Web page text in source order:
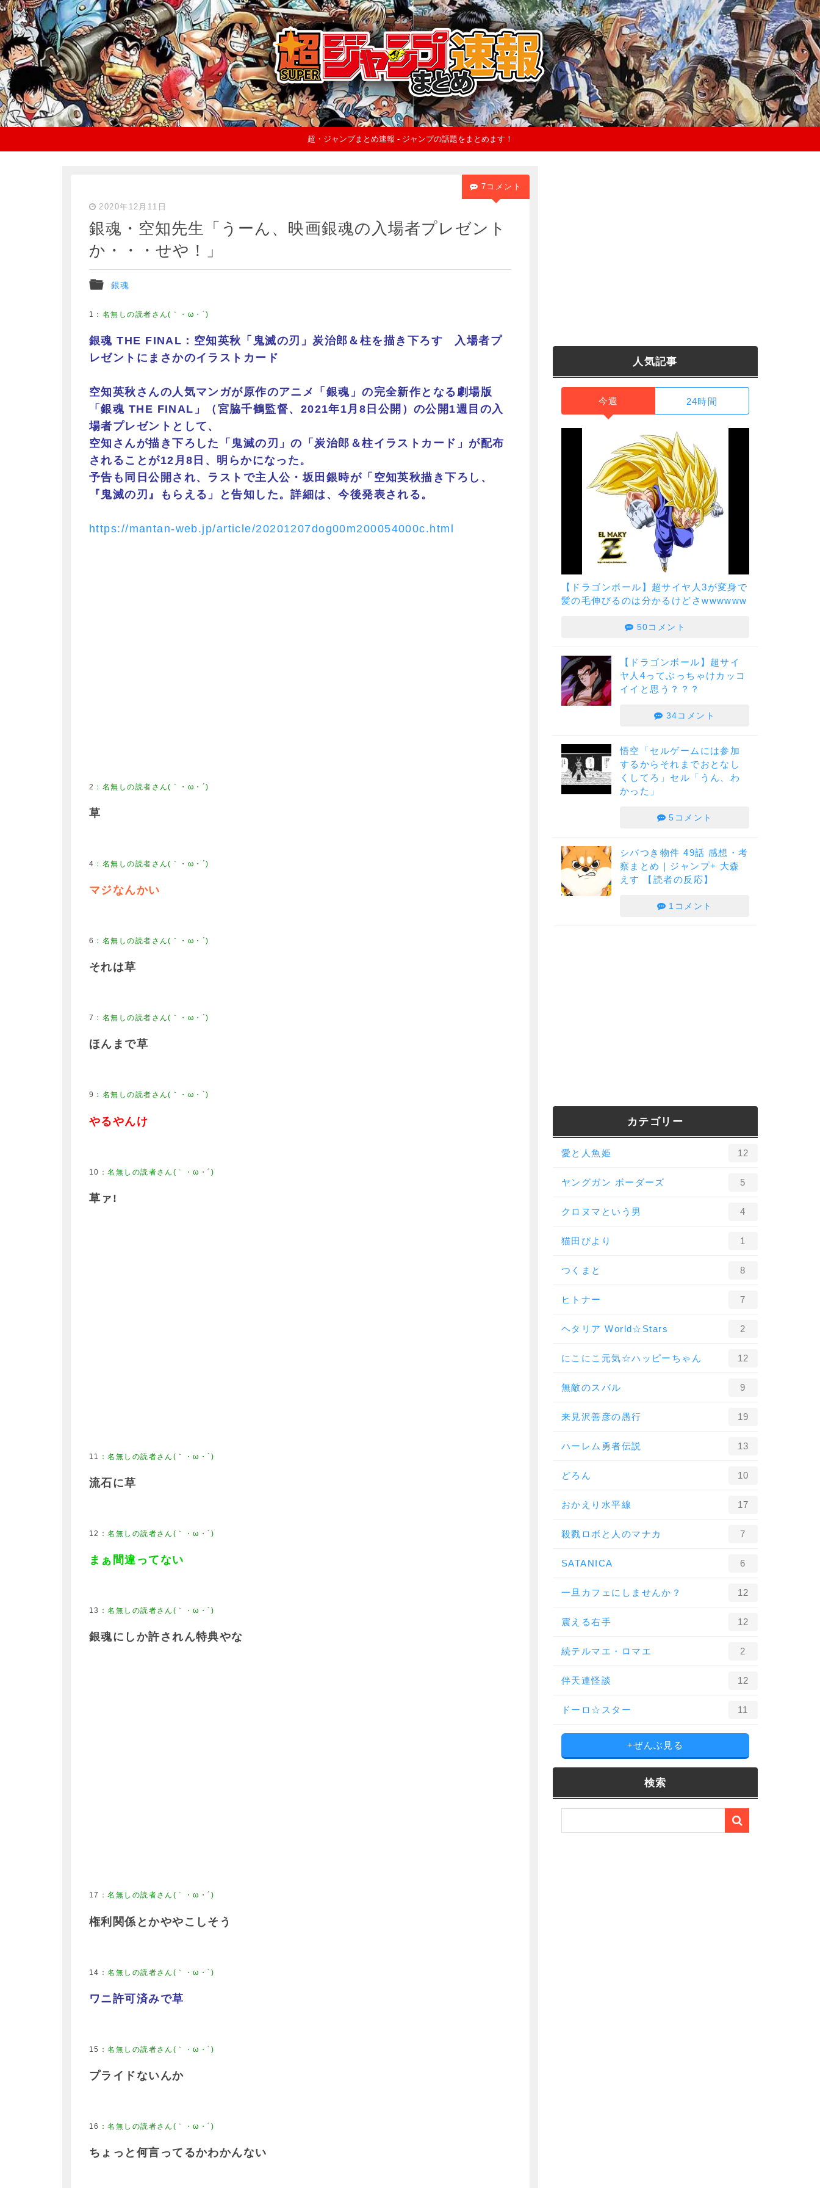
超・ジャンプまとめ速報 - ジャンプの話題をまとめます！
2020年12月11日
銀魂・空知先生「うーん、映画銀魂の入場者プレゼント
か・・・せや！」
銀魂
7コメント
1 ： 名無しの読者さん(｀・ω・´)
銀魂 THE FINAL：空知英秋「鬼滅の刃」炭治郎＆柱を描き下ろす 入場者プ
レゼントにまさかのイラストカード
空知英秋さんの人気マンガが原作のアニメ「銀魂」の完全新作となる劇場版
「銀魂 THE FINAL」（宮脇千鶴監督、2021年1月8日公開）の公開1週目の入
場者プレゼントとして、
空知さんが描き下ろした「鬼滅の刃」の「炭治郎＆柱イラストカード」が配布
されることが12月8日、明らかになった。
予告も同日公開され、ラストで主人公・坂田銀時が「空知英秋描き下ろし、
『鬼滅の刃』もらえる」と告知した。詳細は、今後発表される。
https://mantan-web.jp/article/20201207dog00m200054000c.html
2 ： 名無しの読者さん(｀・ω・´)
草
4 ： 名無しの読者さん(｀・ω・´)
マジなんかい
6 ： 名無しの読者さん(｀・ω・´)
それは草
7 ： 名無しの読者さん(｀・ω・´)
ほんまで草
9 ： 名無しの読者さん(｀・ω・´)
やるやんけ
10 ：名無しの読者さん(｀・ω・´)
草ァ!
11 ：名無しの読者さん(｀・ω・´)
流石に草
12 ：名無しの読者さん(｀・ω・´)
まぁ間違ってない
13 ：名無しの読者さん(｀・ω・´)
銀魂にしか許されん特典やな
17 ：名無しの読者さん(｀・ω・´)
権利関係とかややこしそう
14 ：名無しの読者さん(｀・ω・´)
ワニ許可済みで草
15 ：名無しの読者さん(｀・ω・´)
プライドないんか
16 ：名無しの読者さん(｀・ω・´)
ちょっと何言ってるかわかんない
人気記事
今週 24時間
【ドラゴンボール】超サイヤ人3が変身で
髪の毛伸びるのは分かるけどさwwwwww
50コメント
【ドラゴンボール】超サイ
ヤ人4ってぶっちゃけカッコ
イイと思う？？？
34コメント
悟空「セルゲームには参加
するからそれまでおとなし
くしてろ」セル「うん、わ
かった」
5コメント
シバつき物件 49話 感想・考
察まとめ｜ジャンプ+ 大森
えす 【読者の反応】
1コメント
カテゴリー
愛と人魚姫 12
ヤングガン ボーダーズ 5
クロヌマという男 4
猫田びより 1
つくまと 8
ヒトナー 7
ヘタリア World☆Stars 2
にこにこ元気☆ハッピーちゃん 12
無敵のスバル 9
来見沢善彦の愚行 19
ハーレム勇者伝説 13
どろん 10
おかえり水平線 17
殺戮ロボと人のマナカ 7
SATANICA 6
一旦カフェにしませんか？ 12
震える右手 12
続テルマエ・ロマエ 2
伴天連怪談 12
ドーロ☆スター 11
+ぜんぶ見る
検索